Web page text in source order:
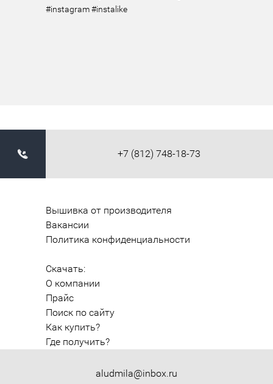
#instagram #instalike
+7 (812) 748-18-73
aludmila@inbox.ru
Вышивка от производителя
Вакансии
Политика конфиденциальности
Скачать:
О компании
Прайс
Поиск по сайту
Как купить?
Где получить?